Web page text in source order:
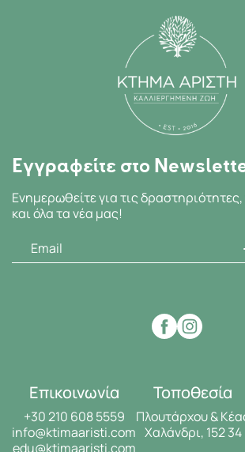
Εγγραφείτε στο
Ενημερωθείτε για τις
και όλα τα νέα μας!
Επικοινωνία
+30 210 608 5559
info@ktimaaristi.com
edu@ktimaaristi.com
Τοποθεσία
Πλουτάρχου &
Χαλάνδρι, 152 34